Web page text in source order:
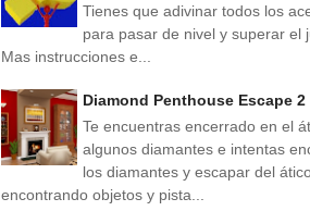
Tienes que adivinar todos los
para pasar de nivel y superar el
Mas instrucciones e...
Diamond Penthouse Escape 2
Te encuentras encerrado en el
algunos diamantes e intentas
los diamantes y escapar del
encontrando objetos y pista...